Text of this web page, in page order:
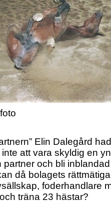
Elin Dalegård
att vara skyldig en
partner och bli
då bolagets
foderhandlare
träna 23 hästar?